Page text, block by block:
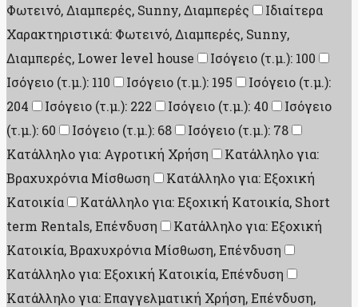
Φωτεινό, Διαμπερές, Sunny, Διαμπερές
Ιδιαίτερα
Χαρακτηριστικά: Φωτεινό, Διαμπερές, Sunny,
Διαμπερές, Lower level house
Ισόγειο (τ.μ.): 100
Ισόγειο (τ.μ.): 110
Ισόγειο (τ.μ.): 195
Ισόγειο (τ.μ.):
204
Ισόγειο (τ.μ.): 222 Ισόγειο (τ.μ.): 40
Ισόγειο
(τ.μ.): 60
Ισόγειο (τ.μ.): 68
Ισόγειο (τ.μ.): 78
Κατάλληλο για: Αγροτική Χρήση
Κατάλληλο για:
Βραχυχρόνια Μίσθωση
Κατάλληλο για: Εξοχική
Κατοικία
Κατάλληλο για: Εξοχική Κατοικία, Short
term Rentals, Επένδυση
Κατάλληλο για: Εξοχική
Κατοικία, Βραχυχρόνια Μίσθωση, Επένδυση
Κατάλληλο για: Εξοχική Κατοικία, Επένδυση
Κατάλληλο για: Επαγγελματική Χρήση, Επένδυση,